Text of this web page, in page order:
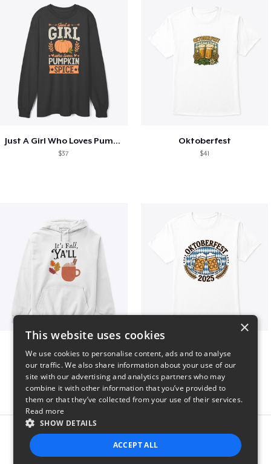
Just A Girl Who Loves Pumpkin Spice
$37
Oktoberfest
$41
Report this product
×
This website uses cookies
We use cookies to personalise content, ads and to analyse
our traffic. We also share information about your use of our
site with our advertising and analytics partners who may
combine it with other information that you’ve provided to
them or that they’ve collected from your use of their services.
Read more
SHOW DETAILS
ACCEPT ALL